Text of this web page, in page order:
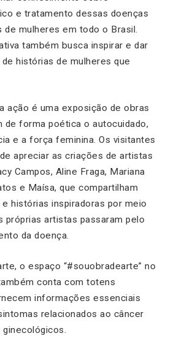
e tratamento dessas doenças
de mulheres em todo o Brasil.
também busca inspirar e dar
histórias de mulheres que
ação é uma exposição de obras
de forma poética o autocuidado,
e a força feminina. Os visitantes
apreciar as criações de artistas
Campos, Aline Fraga, Mariana
e Maísa, que compartilham
histórias inspiradoras por meio
próprias artistas passaram pelo
da doença.
o espaço “#souobradearte” no
conta com totens
informações essenciais
relacionados ao câncer